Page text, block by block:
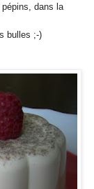
dans la
bulles ;-)